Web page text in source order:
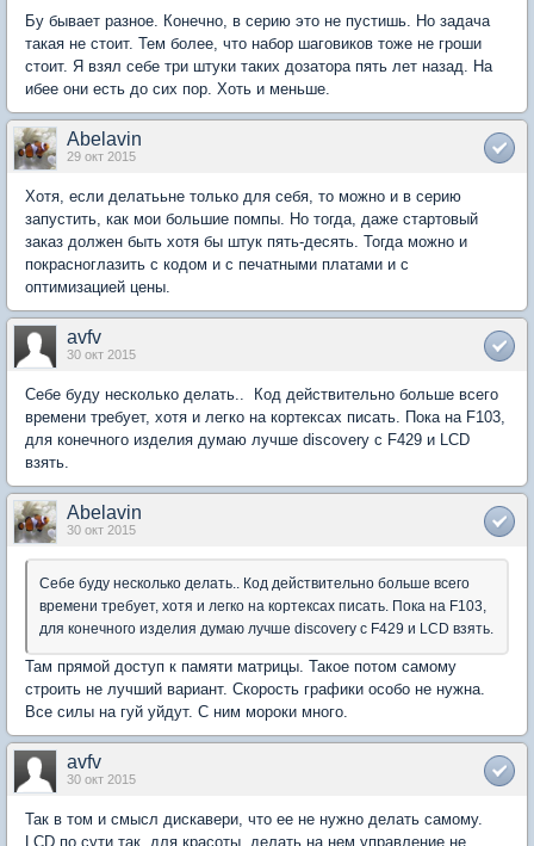
Бу бывает разное. Конечно, в серию это не пустишь. Но задача
такая не стоит. Тем более, что набор шаговиков тоже не гроши
стоит. Я взял себе три штуки таких дозатора пять лет назад. На
ибее они есть до сих пор. Хоть и меньше.
Abelavin
29 окт 2015
Хотя, если делатььне только для себя, то можно и в серию
запустить, как мои большие помпы. Но тогда, даже стартовый
заказ должен быть хотя бы штук пять-десять. Тогда можно и
покрасноглазить с кодом и с печатными платами и с
оптимизацией цены.
avfv
30 окт 2015
Себе буду несколько делать.. Код действительно больше всего
времени требует, хотя и легко на кортексах писать. Пока на F103,
для конечного изделия думаю лучше discovery c F429 и LCD
взять.
Abelavin
30 окт 2015
Себе буду несколько делать.. Код действительно больше всего
времени требует, хотя и легко на кортексах писать. Пока на F103,
для конечного изделия думаю лучше discovery c F429 и LCD взять.
Там прямой доступ к памяти матрицы. Такое потом самому
строить не лучший вариант. Скорость графики особо не нужна.
Все силы на гуй уйдут. С ним мороки много.
avfv
30 окт 2015
Так в том и смысл дискавери, что ее не нужно делать самому.
LCD по сути так, для красоты, делать на нем управление не